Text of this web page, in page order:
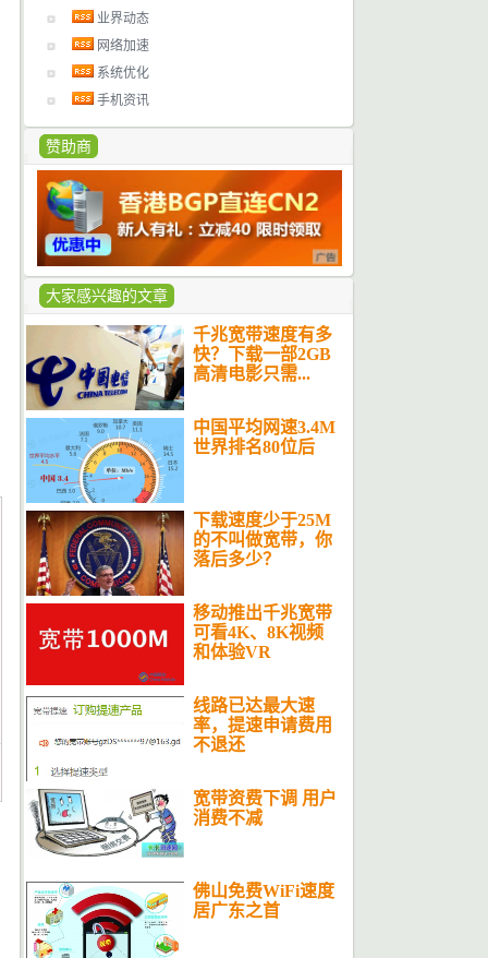
业界动态
网络加速
系统优化
手机资讯
赞助商
大家感兴趣的文章
千兆宽带速度有多
快？下载一部2GB
高清电影只需...
中国平均网速3.4M
世界排名80位后
下载速度少于25M
的不叫做宽带，你
落后多少？
移动推出千兆宽带
可看4K、8K视频
和体验VR
线路已达最大速
率，提速申请费用
不退还
宽带资费下调 用户
消费不减
佛山免费WiFi速度
居广东之首